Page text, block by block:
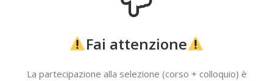
Fai attenzione
La partecipazione alla selezione (corso + colloquio) è